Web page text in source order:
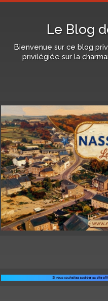
Le Blog
Bienvenue sur ce blog
privilégiée sur la